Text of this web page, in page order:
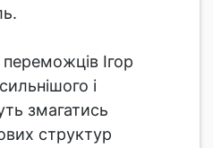
Ігор
і
змагатись
структур